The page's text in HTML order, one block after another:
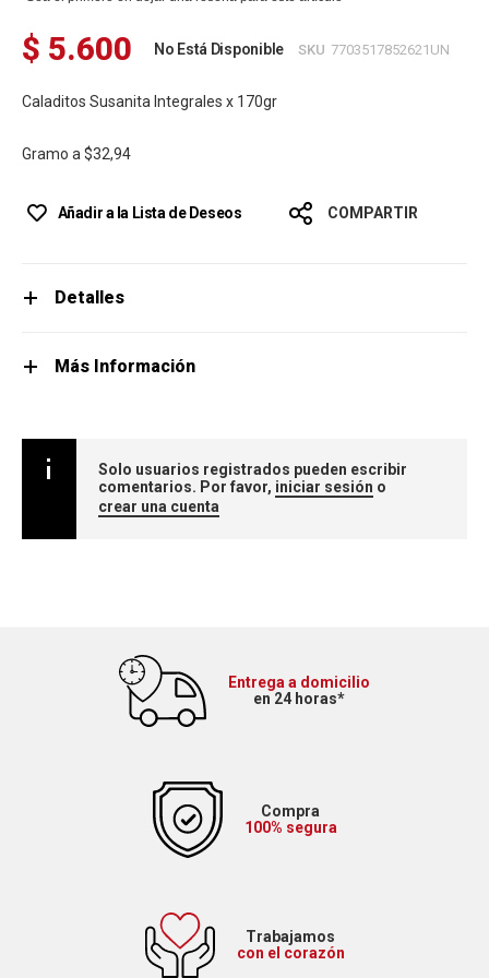
$ 5.600 No Está Disponible SKU 7703517852621UN
Caladitos Susanita Integrales x 170gr
Gramo a $32,94
Añadir a la Lista de Deseos COMPARTIR
Detalles
Más Información
Solo usuarios registrados pueden escribir
comentarios. Por favor, iniciar sesión o
crear una cuenta
Entrega a domicilio
en 24 horas*
Compra
100% segura
Trabajamos
con el corazón